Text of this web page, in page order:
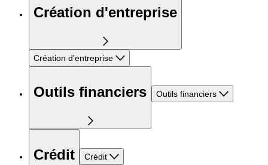
Création d'entreprise
Création d'entreprise
Outils financiers Outils financiers
Crédit Crédit